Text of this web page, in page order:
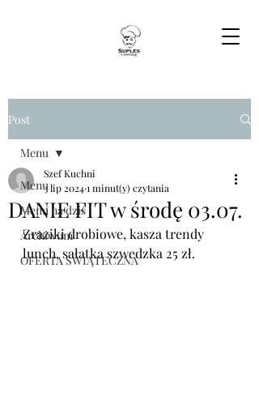
Post
Menu
Menu na dziś
Archiwum
OFERTA ŚWIĄTECZNA
Menu
DANIE FIT w środę 03.07.
Szef Kuchni
3 lip 20241 minut(y) czytania
Zraziki drobiowe, kasza trendy
lunch, sałatka szwedzka 25 zł.